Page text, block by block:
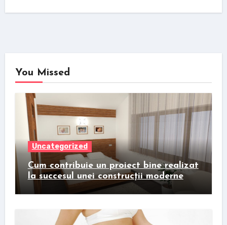
You Missed
Uncategorized
Cum contribuie un proiect bine realizat
la succesul unei construcții moderne